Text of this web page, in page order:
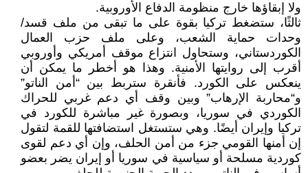
ولا إبقاؤها خارج منظومة الدفاع الأوروبية.
ثالثًا، ستضغط تركيا بقوة على ما تبقى من ملف قسد/
وحدات حماية الشعب، وعلى ملف حزب العمال
الكوردستاني، وستحاول انتزاع موقف أمريكي وأوروبي
أقرب إلى روايتها الأمنية. وهذا هو أخطر ما يمكن أن
ينعكس على الكورد. فأنقرة ستربط بين “أمن الناتو”
و“محاربة الإرهاب” وبين وقف أي دعم غربي للحراك
الكوردي في سوريا، وبصورة غير مباشرة للكورد في
تركيا وإيران أيضًا. وهي ستستغل استضافتها للقمة لتقول
إن أمنها القومي جزء من أمن الحلف، وإن أي دعم لقوى
كوردية مسلحة أو سياسية في سوريا أو إيران يضر بعضو